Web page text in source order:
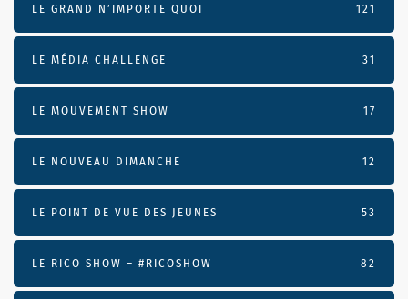
LE GRAND N’IMPORTE QUOI 121
LE MÉDIA CHALLENGE 31
LE MOUVEMENT SHOW 17
LE NOUVEAU DIMANCHE 12
LE POINT DE VUE DES JEUNES 53
LE RICO SHOW – #RICOSHOW 82